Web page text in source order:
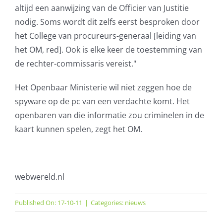
altijd een aanwijzing van de Officier van Justitie
nodig. Soms wordt dit zelfs eerst besproken door
het College van procureurs-generaal [leiding van
het OM, red]. Ook is elke keer de toestemming van
de rechter-commissaris vereist."
Het Openbaar Ministerie wil niet zeggen hoe de
spyware op de pc van een verdachte komt. Het
openbaren van die informatie zou criminelen in de
kaart kunnen spelen, zegt het OM.
webwereld.nl
Published On: 17-10-11 | Categories: nieuws